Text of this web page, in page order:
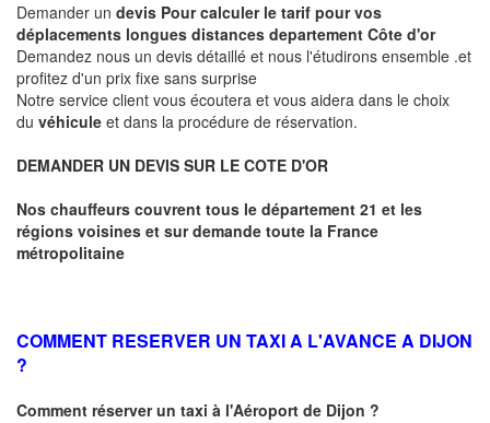
Demander un devis Pour calculer le tarif pour vos
déplacements longues distances departement Côte d'or
Demandez nous un devis détaillé et nous l'étudirons ensemble .et
profitez d'un prix fixe sans surprise
Notre service client vous écoutera et vous aidera dans le choix
du véhicule et dans la procédure de réservation.
DEMANDER UN DEVIS SUR LE COTE D'OR
Nos chauffeurs couvrent tous le département 21 et les
régions voisines et sur demande toute la France
métropolitaine
COMMENT RESERVER UN TAXI A L'AVANCE A DIJON
?
Comment réserver un taxi à l'Aéroport de Dijon ?